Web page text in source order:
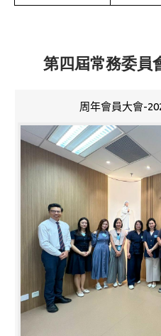
第四屆常務委
周年會員大會-